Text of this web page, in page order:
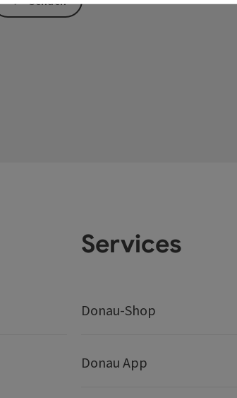
Services
Donau-Shop
Donau App